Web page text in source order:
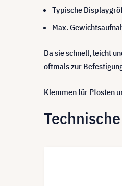
Typische
Max.
Da sie schnell, leicht
oftmals zur
Klemmen für Pfosten